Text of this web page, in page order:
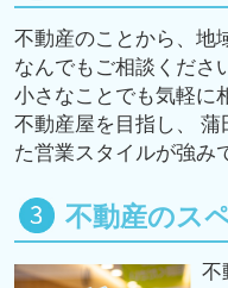
不動産のことから、地
なんでもご相談くださ
小さなことでも気軽に
不動産屋を目指し、 蒲
た営業スタイルが強み
不動産のス
不